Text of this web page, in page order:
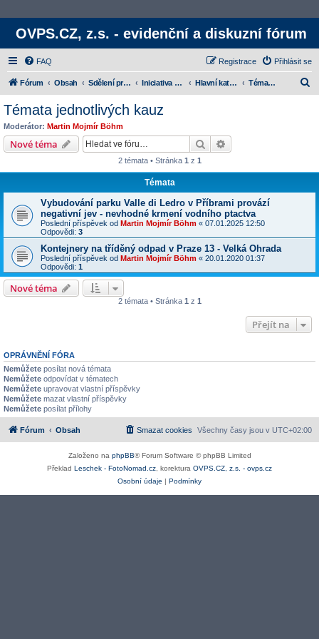
OVPS.CZ, z.s. - evidenční a diskuzní fórum
FAQ Přihlásit se
Registrace
Fórum Obsah Sdělení provozovatele Iniciativa OVPS.CZ, z.s. Hlavní kategorie Témata jednotlivých kauz
Témata jednotlivých kauz
Moderátor: Martin Mojmír Böhm
Nové téma Hledat
2 témata • Stránka 1 z 1
Témata
Vybudování parku Valle di Ledro v Příbrami provází
negativní jev - nevhodné krmení vodního ptactva
Poslední příspěvek od Martin Mojmír Böhm « 07.01.2025 12:50
Odpovědi: 3
Kontejnery na tříděný odpad v Praze 13 - Velká Ohrada
Poslední příspěvek od Martin Mojmír Böhm « 20.01.2020 01:37
Odpovědi: 1
Nové téma
2 témata • Stránka 1 z 1
Přejít na
OPRÁVNĚNÍ FÓRA
Nemůžete posílat nová témata
Nemůžete odpovídat v tématech
Nemůžete upravovat vlastní příspěvky
Nemůžete mazat vlastní příspěvky
Nemůžete posílat přílohy
Fórum Obsah Všechny časy jsou v UTC+02:00
Smazat cookies
Založeno na phpBB® Forum Software © phpBB Limited
Překlad Leschek - FotoNomad.cz , korektura OVPS.CZ, z.s. - ovps.cz
Osobní údaje | Podmínky